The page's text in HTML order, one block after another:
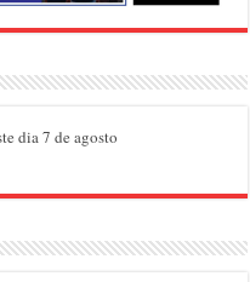
dia 7 de agosto